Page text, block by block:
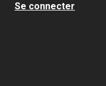
Se connecter